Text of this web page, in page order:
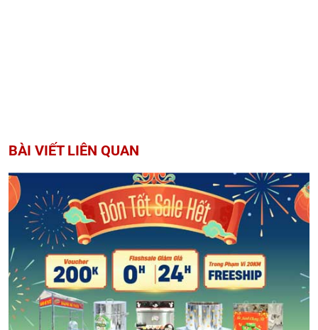
BÀI VIẾT LIÊN QUAN